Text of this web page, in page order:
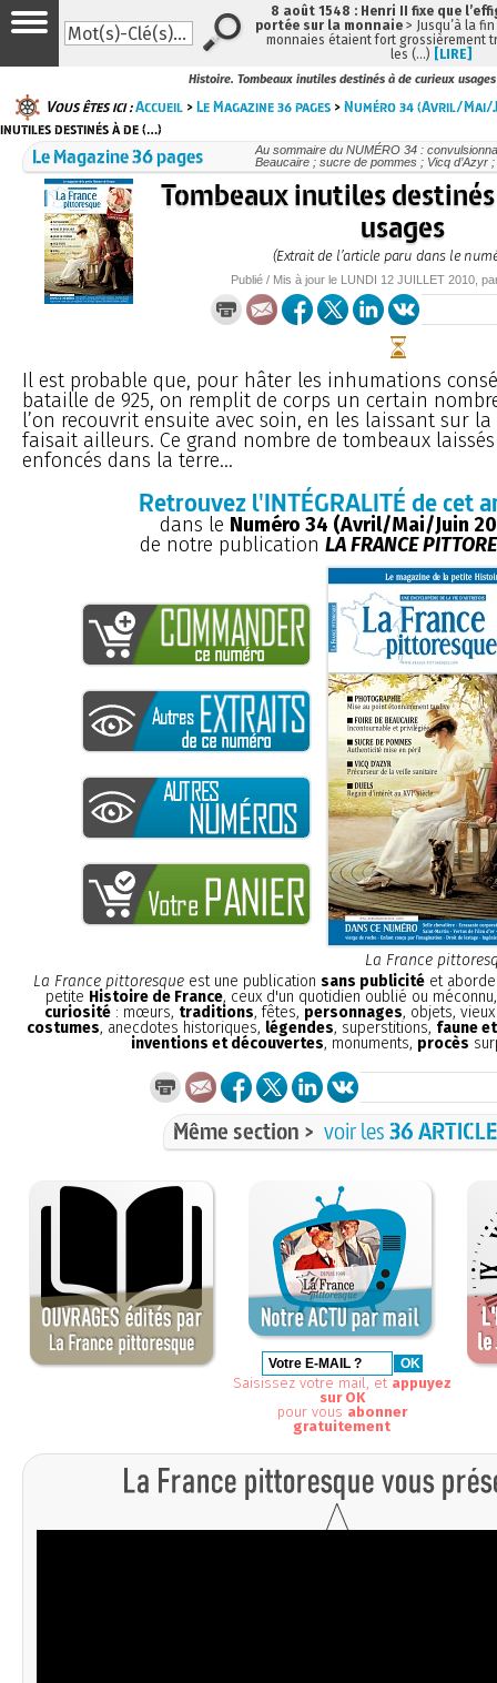
Histoire. Tombeaux inutiles destinés à de curieux usages
Vous êtes ici :Accueil >Le Magazine 36 pages >Numéro 34 (Avril/Mai/
inutiles destinés à de (…)
Le Magazine 36 pages
Au sommaire du NUMÉRO 34 :
Beaucaire ; sucre de pommes ; Vicq d’Azyr
Tombeaux inutiles
usages
(Extrait de l’article paru dans le
Publié / Mis à jour le LUNDI 12 JUILLET 2010 ,
Il est probable que, pour hâter les inhumations
bataille de 925, on remplit de corps un certain
l’on recouvrit ensuite avec soin, en les laissant sur
faisait ailleurs. Ce grand nombre de tombeaux
enfoncés dans la terre...
Retrouvez l'INTÉGRALITÉ de cet
dans le Numéro 34 (Avril/Mai/Juin
de notre publication LA FRANCE
La France
La France pittoresqueest une publication sans publicitéet aborde
petite Histoire de France, ceux d'un quotidien oublié ou
curiosité : mœurs, traditions, fêtes, personnages, objets,
costumes, anecdotes historiques, légendes, superstitions, faune
inventions et découvertes, monuments, procès
Même section > voir les36
Saisissez votre mail, et appuyez
sur OK
pour vous abonner
gratuitement
8 août 1548 : Henri II fixe que
portée sur la monnaie > Jusqu’à la
monnaies étaient fort grossièrement
les (…) [LIRE]